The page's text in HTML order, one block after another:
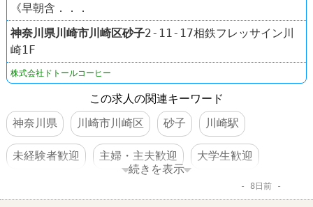
《早朝含．．．
神奈川県川崎市川崎区砂子2‐11‐17相鉄フレッサイン川
崎1F
株式会社ドトールコーヒー
この求人の関連キーワード
神奈川県
川崎市川崎区 砂子 川崎駅
未経験者歓迎 主婦・主夫歓迎 大学生歓迎
食事補助あり
続きを表示
8日前